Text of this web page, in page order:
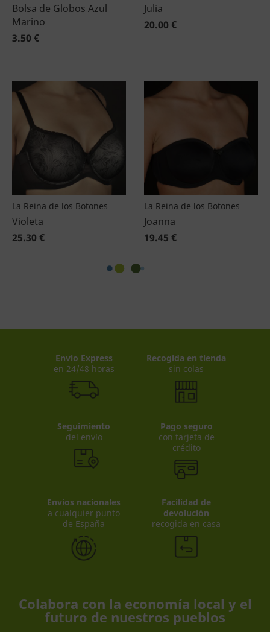
Bolsa de Globos Azul
Marino
3.50 €
Julia
20.00 €
La Reina de los Botones
Violeta
25.30 €
La Reina de los Botones
Joanna
19.45 €
Envio Express
en 24/48 horas
Recogida en tienda
sin colas
Seguimiento
del envío
Pago seguro
con tarjeta de
crédito
Envíos nacionales
a cualquier punto
de España
Facilidad de
devolución
recogida en casa
Colabora con la economía local y el
futuro de nuestros pueblos